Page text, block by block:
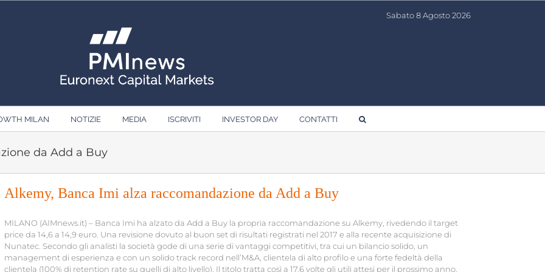
Sabato 8 Agosto 2026
MILAN NOTIZIE MEDIA ISCRIVITI INVESTOR DAY CONTATTI
da Add a Buy
Alkemy, Banca Imi alza raccomandazione da Add a Buy
MILANO (AIMnews.it) – Banca Imi ha alzato da Add a Buy la propria raccomandazione su Alkemy, rivedendo il target
price da 14,6 a 14,9 euro. Una revisione dovuto al buon set di risultati registrati nel 2017 e alla recente acquisizione di
Nunatec. Secondo gli analisti la società gode di una serie di vantaggi competitivi, tra cui un bilancio solido, un
management di esperienza e con un solido track record nell’M&A, clientela di alto profilo e una forte fedeltà della
clientela (100% di retention rate su quelli di alto livello). Il titolo tratta così a 17,6 volte gli utili attesi per il prossimo anno,